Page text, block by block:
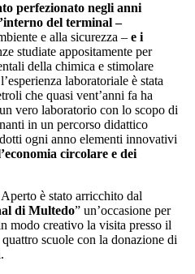
perfezionato negli anni
del terminal –
e alla sicurezza – e i
studiate appositamente per
della chimica e stimolare
laboratoriale è stata
che quasi vent’anni fa ha
vero laboratorio con lo scopo di
in un percorso didattico
ogni anno elementi innovativi
circolare e dei
è stato arricchito dal
di Multedo” un’occasione per
modo creativo la visita presso il
scuole con la donazione di